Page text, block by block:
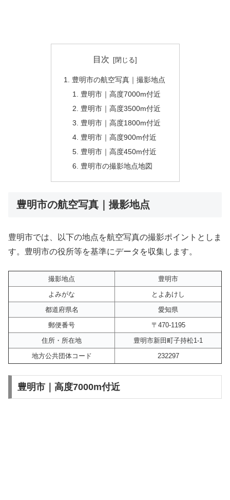
目次
豊明市の航空写真｜撮影地点
豊明市｜高度7000m付近
豊明市｜高度3500m付近
豊明市｜高度1800m付近
豊明市｜高度900m付近
豊明市｜高度450m付近
豊明市の撮影地点地図
豊明市の航空写真｜撮影地点
豊明市では、以下の地点を航空写真の撮影ポイントとしま
す。豊明市の役所等を基準にデータを収集します。
撮影地点
豊明市
よみがな
とよあけし
都道府県名
愛知県
郵便番号
〒470-1195
住所・所在地
豊明市新田町子持松1-1
地方公共団体コード
232297
豊明市｜高度7000m付近